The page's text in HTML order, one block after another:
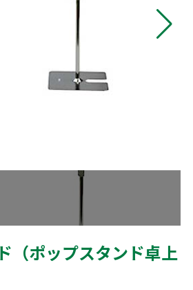
589-0170
間: 8:30〜17:00（平日）
24-7622
受付16:30まで
アミューズメント
（ポップスタンド卓上